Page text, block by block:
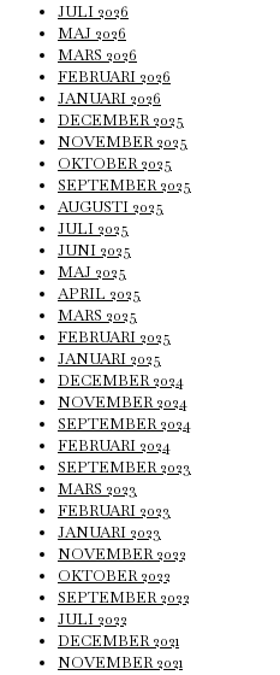
JULI 2026
MAJ 2026
MARS 2026
FEBRUARI 2026
JANUARI 2026
DECEMBER 2025
NOVEMBER 2025
OKTOBER 2025
SEPTEMBER 2025
AUGUSTI 2025
JULI 2025
JUNI 2025
MAJ 2025
APRIL 2025
MARS 2025
FEBRUARI 2025
JANUARI 2025
DECEMBER 2024
NOVEMBER 2024
SEPTEMBER 2024
FEBRUARI 2024
SEPTEMBER 2023
MARS 2023
FEBRUARI 2023
JANUARI 2023
NOVEMBER 2022
OKTOBER 2022
SEPTEMBER 2022
JULI 2022
DECEMBER 2021
NOVEMBER 2021